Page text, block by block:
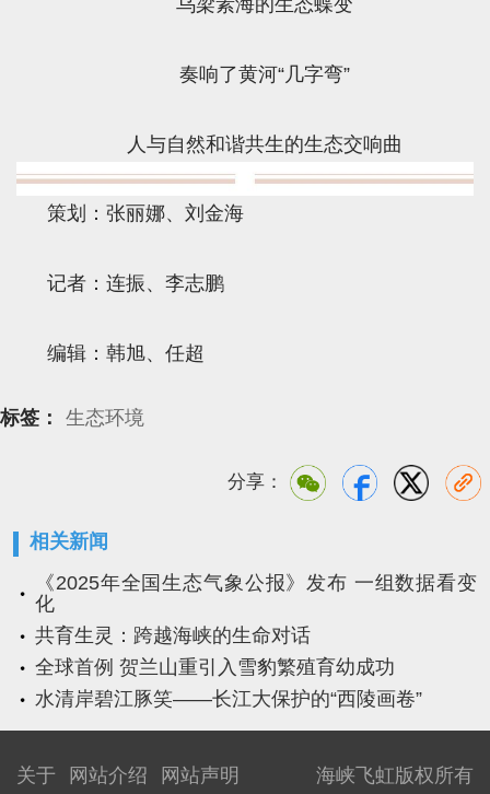
乌梁素海的生态蝶变
奏响了黄河“几字弯”
人与自然和谐共生的生态交响曲
策划：张丽娜、刘金海
记者：连振、李志鹏
编辑：韩旭、任超
标签： 生态环境
分享：
相关新闻
《2025年全国生态气象公报》发布 一组数据看变
化
共育生灵：跨越海峡的生命对话
全球首例 贺兰山重引入雪豹繁殖育幼成功
水清岸碧江豚笑——长江大保护的“西陵画卷”
海峡飞虹版权所有
关于 网站介绍 网站声明